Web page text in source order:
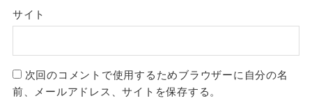
サイト
次回のコメントで使用するためブラウザーに自分の名
前、メールアドレス、サイトを保存する。